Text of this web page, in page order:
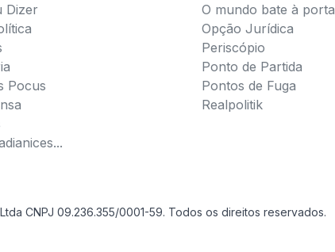
Dizer
Pocus
O mundo bate à porta
Opção Jurídica
Periscópio
Ponto de Partida
Pontos de Fuga
Realpolitik
CNPJ 09.236.355/0001-59. Todos os direitos reservados.